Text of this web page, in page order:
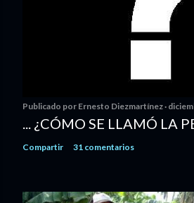
Publicado por Ernesto Diezmartínez
... ¿CÓMO SE LLAMÓ LA
Compartir 31 comentarios